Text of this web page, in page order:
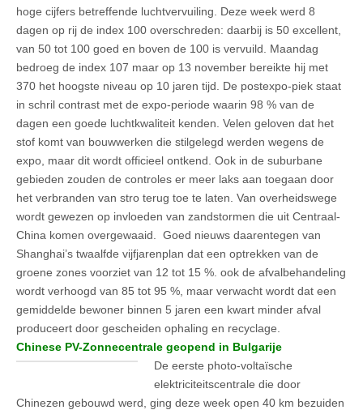
hoge cijfers betreffende luchtvervuiling. Deze week werd 8
dagen op rij de index 100 overschreden: daarbij is 50 excellent,
van 50 tot 100 goed en boven de 100 is vervuild. Maandag
bedroeg de index 107 maar op 13 november bereikte hij met
370 het hoogste niveau op 10 jaren tijd. De postexpo-piek staat
in schril contrast met de expo-periode waarin 98 % van de
dagen een goede luchtkwaliteit kenden. Velen geloven dat het
stof komt van bouwwerken die stilgelegd werden wegens de
expo, maar dit wordt officieel ontkend. Ook in de suburbane
gebieden zouden de controles er meer laks aan toegaan door
het verbranden van stro terug toe te laten. Van overheidswege
wordt gewezen op invloeden van zandstormen die uit Centraal-
China komen overgewaaid. Goed nieuws daarentegen van
Shanghai’s twaalfde vijfjarenplan dat een optrekken van de
groene zones voorziet van 12 tot 15 %. ook de afvalbehandeling
wordt verhoogd van 85 tot 95 %, maar verwacht wordt dat een
gemiddelde bewoner binnen 5 jaren een kwart minder afval
produceert door gescheiden ophaling en recyclage.
Chinese PV-Zonnecentrale geopend in Bulgarije
De eerste photo-voltaïsche
elektriciteitscentrale die door
Chinezen gebouwd werd, ging deze week open 40 km bezuiden